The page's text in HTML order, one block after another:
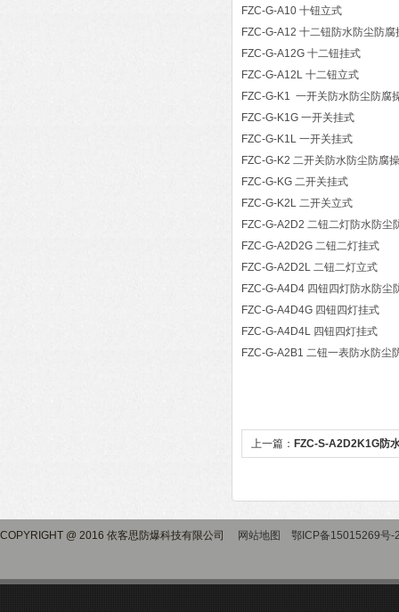
FZC-G-A10 十钮立式
FZC-G-A12 十二钮防水防尘防腐
FZC-G-A12G 十二钮挂式
FZC-G-A12L 十二钮立式
FZC-G-K1 一开关防水防尘防腐
FZC-G-K1G 一开关挂式
FZC-G-K1L 一开关挂式
FZC-G-K2 二开关防水防尘防腐
FZC-G-KG 二开关挂式
FZC-G-K2L 二开关立式
FZC-G-A2D2 二钮二灯防水防尘
FZC-G-A2D2G 二钮二灯挂式
FZC-G-A2D2L 二钮二灯立式
FZC-G-A4D4 四钮四灯防水防尘
FZC-G-A4D4G 四钮四灯挂式
FZC-G-A4D4L 四钮四灯挂式
FZC-G-A2B1 二钮一表防水防尘
上一篇： FZC-S-A2D2K1G防
COPYRIGHT @ 2016 依客思防爆科技有限公司 网站地图 鄂ICP备15015269号-